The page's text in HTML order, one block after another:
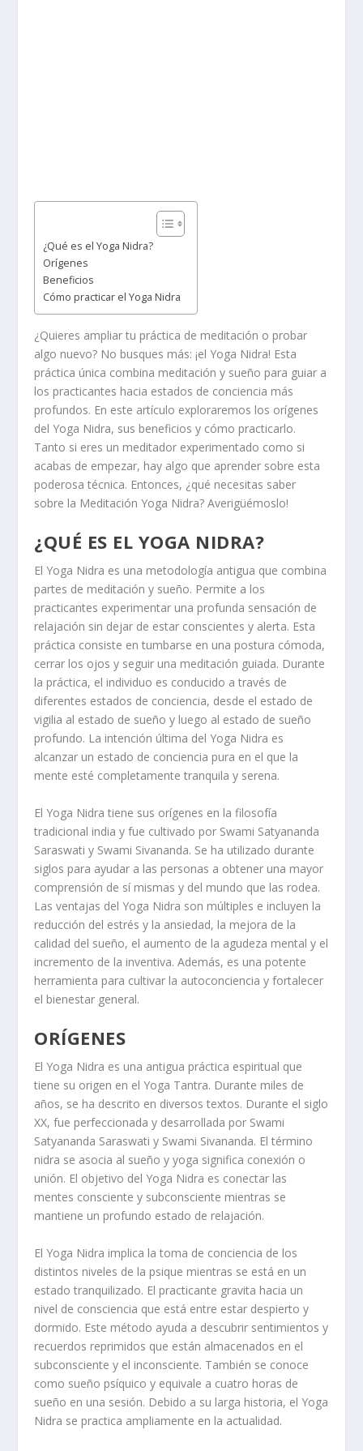
¿Qué es el Yoga Nidra?
Orígenes
Beneficios
Cómo practicar el Yoga Nidra
¿Quieres ampliar tu práctica de meditación o probar
algo nuevo? No busques más: ¡el Yoga Nidra! Esta
práctica única combina meditación y sueño para guiar a
los practicantes hacia estados de conciencia más
profundos. En este artículo exploraremos los orígenes
del Yoga Nidra, sus beneficios y cómo practicarlo.
Tanto si eres un meditador experimentado como si
acabas de empezar, hay algo que aprender sobre esta
poderosa técnica. Entonces, ¿qué necesitas saber
sobre la Meditación Yoga Nidra? Averigüémoslo!
¿QUÉ ES EL YOGA NIDRA?
El Yoga Nidra es una metodología antigua que combina
partes de meditación y sueño. Permite a los
practicantes experimentar una profunda sensación de
relajación sin dejar de estar conscientes y alerta. Esta
práctica consiste en tumbarse en una postura cómoda,
cerrar los ojos y seguir una meditación guiada. Durante
la práctica, el individuo es conducido a través de
diferentes estados de conciencia, desde el estado de
vigilia al estado de sueño y luego al estado de sueño
profundo. La intención última del Yoga Nidra es
alcanzar un estado de conciencia pura en el que la
mente esté completamente tranquila y serena.
El Yoga Nidra tiene sus orígenes en la filosofía
tradicional india y fue cultivado por Swami Satyananda
Saraswati y Swami Sivananda. Se ha utilizado durante
siglos para ayudar a las personas a obtener una mayor
comprensión de sí mismas y del mundo que las rodea.
Las ventajas del Yoga Nidra son múltiples e incluyen la
reducción del estrés y la ansiedad, la mejora de la
calidad del sueño, el aumento de la agudeza mental y el
incremento de la inventiva. Además, es una potente
herramienta para cultivar la autoconciencia y fortalecer
el bienestar general.
ORÍGENES
El Yoga Nidra es una antigua práctica espiritual que
tiene su origen en el Yoga Tantra. Durante miles de
años, se ha descrito en diversos textos. Durante el siglo
XX, fue perfeccionada y desarrollada por Swami
Satyananda Saraswati y Swami Sivananda. El término
nidra se asocia al sueño y yoga significa conexión o
unión. El objetivo del Yoga Nidra es conectar las
mentes consciente y subconsciente mientras se
mantiene un profundo estado de relajación.
El Yoga Nidra implica la toma de conciencia de los
distintos niveles de la psique mientras se está en un
estado tranquilizado. El practicante gravita hacia un
nivel de consciencia que está entre estar despierto y
dormido. Este método ayuda a descubrir sentimientos y
recuerdos reprimidos que están almacenados en el
subconsciente y el inconsciente. También se conoce
como sueño psíquico y equivale a cuatro horas de
sueño en una sesión. Debido a su larga historia, el Yoga
Nidra se practica ampliamente en la actualidad.